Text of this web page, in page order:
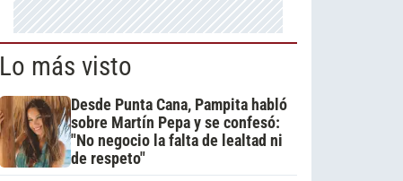
Lo más visto
Desde Punta Cana, Pampita habló
sobre Martín Pepa y se confesó:
"No negocio la falta de lealtad ni
de respeto"